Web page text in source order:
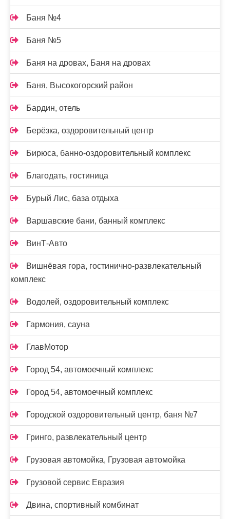
Баня №4
Баня №5
Баня на дровах, Баня на дровах
Баня, Высокогорский район
Бардин, отель
Берёзка, оздоровительный центр
Бирюса, банно-оздоровительный комплекс
Благодать, гостиница
Бурый Лис, база отдыха
Варшавские бани, банный комплекс
ВинТ-Авто
Вишнёвая гора, гостинично-развлекательный
комплекс
Водолей, оздоровительный комплекс
Гармония, сауна
ГлавМотор
Город 54, автомоечный комплекс
Город 54, автомоечный комплекс
Городской оздоровительный центр, баня №7
Гринго, развлекательный центр
Грузовая автомойка, Грузовая автомойка
Грузовой сервис Евразия
Двина, спортивный комбинат